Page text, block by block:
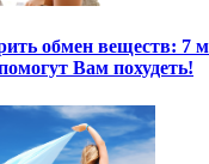
обмен веществ: 7
Вам похудеть!